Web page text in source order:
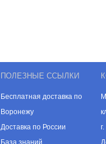
ПОЛЕЗНЫЕ ССЫЛКИ
Бесплатная доставка по
Воронежу
Доставка по России
База знаний